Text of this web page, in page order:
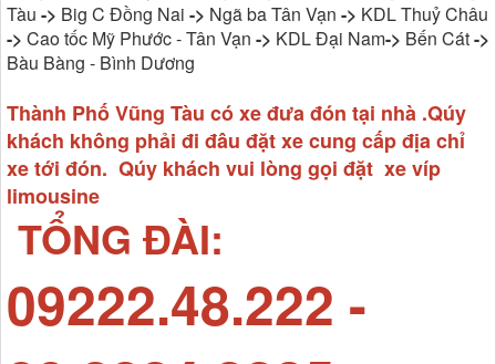
Tàu -> Big C Đồng Nai -> Ngã ba Tân Vạn -> KDL Thuỷ Châu
-> Cao tốc Mỹ Phước - Tân Vạn -> KDL Đại Nam-> Bến Cát->
Bàu Bàng - Bình Dương
Thành Phố Vũng Tàu có xe đưa đón tại nhà .Qúy
khách không phải đi đâu đặt xe cung cấp địa chỉ
xe tới đón. Qúy khách vui lòng gọi đặt xe víp
limousine
TỔNG ĐÀI:
09222.48.222 -